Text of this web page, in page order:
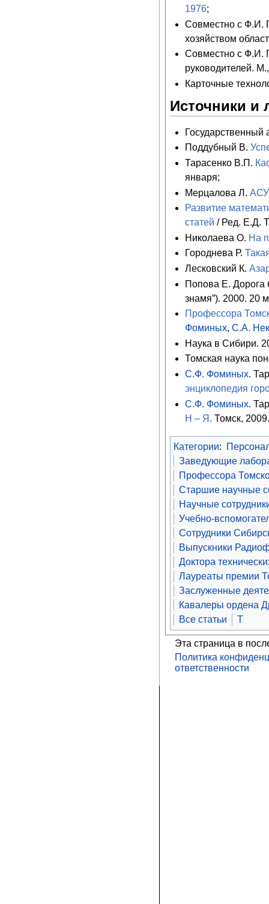
1976;
Совместно с Ф.И.
хозяйством
Совместно с Ф.И.
руководителей.
Карточные
Источники и
Поддубный В.
Тарасенко В.П.
января;
Мерцалова Л.АСУ
Развитие
статей/ Ред. Е.Д.
Николаева О. На
Городнева Р.
Лесковский К.
Попова Е. Дорога
знамя”). 2000. 20
Профессора
Фоминых,С.А.
Наука в Сибири.
Томская наука
С.Ф. Фоминых.
энциклопедия
С.Ф. Фоминых.
Н – Я. Томск,
Категории:
Заведующие
Профессора
Старшие научные
Научные
Учебно-
Сотрудники
Выпускники
Доктора
Лауреаты премии
Заслуженные
Кавалеры ордена
Все статьи
Т
Эта страница в
Политика
ответственности